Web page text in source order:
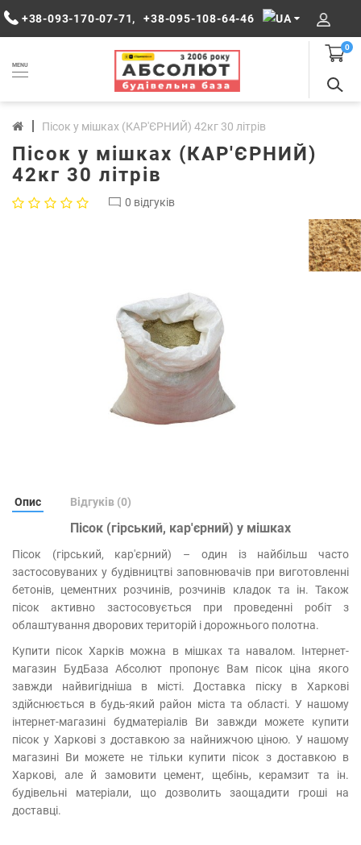
+38-093-170-07-71, +38-095-108-64-46
MENU
0
Пісок у мішках (КАР'ЄРНИЙ) 42кг 30 літрів
Пісок у мішках (КАР'ЄРНИЙ)
42кг 30 літрів
0 відгуків
Опис Відгуків (0)
Пісок (гірський, кар'єрний) у мішках
Пісок (гірський, кар'єрний) – один із найбільш часто
застосовуваних у будівництві заповнювачів при виготовленні
бетонів, цементних розчинів, розчинів кладок та ін. Також
пісок активно застосовується при проведенні робіт з
облаштування дворових територій і дорожнього полотна.
Купити пісок Харків можна в мішках та навалом. Інтернет-
магазин БудБаза Абсолют пропонує Вам пісок ціна якого
завжди найвигідніша в місті. Доставка піску в Харкові
здійснюється в будь-який район міста та області. У нашому
інтернет-магазині будматеріалів Ви завжди можете купити
пісок у Харкові з доставкою за найнижчою ціною. У нашому
магазині Ви можете не тільки купити пісок з доставкою в
Харкові, але й замовити цемент, щебінь, керамзит та ін.
будівельні матеріали, що дозволить заощадити гроші на
доставці.